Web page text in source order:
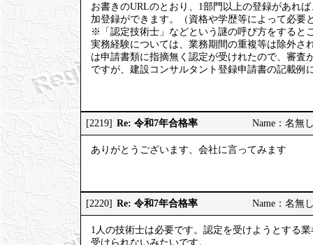
お書きのURLのとおり、1部門以上の登録があれ
加登録ができます。（資格や学歴等によって必要
※「認定技術士」などという謎の呼び方をすると
実務経験については、業務期間の重複等は除外さ
は申請書類に指摘無く認定が受けれたので、審査
ですが、建設コンサルタント登録申請書の記載
[2219] Re: 令和7年合格率 Name：名無
ありがとうございます、会社に言ってみます
[2220] Re: 令和7年合格率 Name：名無
1人の技術士は必要です。認定を受けようとする
受けられないみたいです。